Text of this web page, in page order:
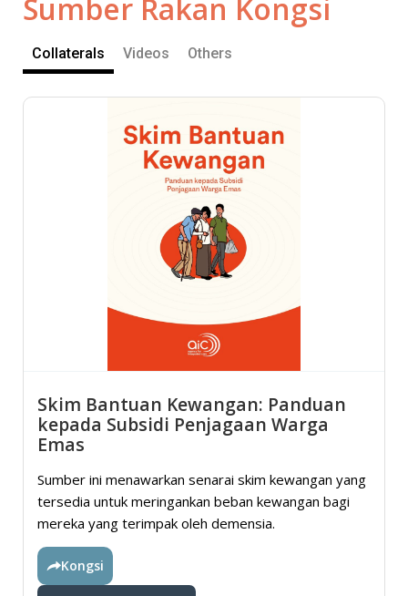
Sumber Rakan Kongsi
Collaterals Videos Others
Skim Bantuan Kewangan: Panduan
kepada Subsidi Penjagaan Warga
Emas
Sumber ini menawarkan senarai skim kewangan yang
tersedia untuk meringankan beban kewangan bagi
mereka yang terimpak oleh demensia.
Kongsi